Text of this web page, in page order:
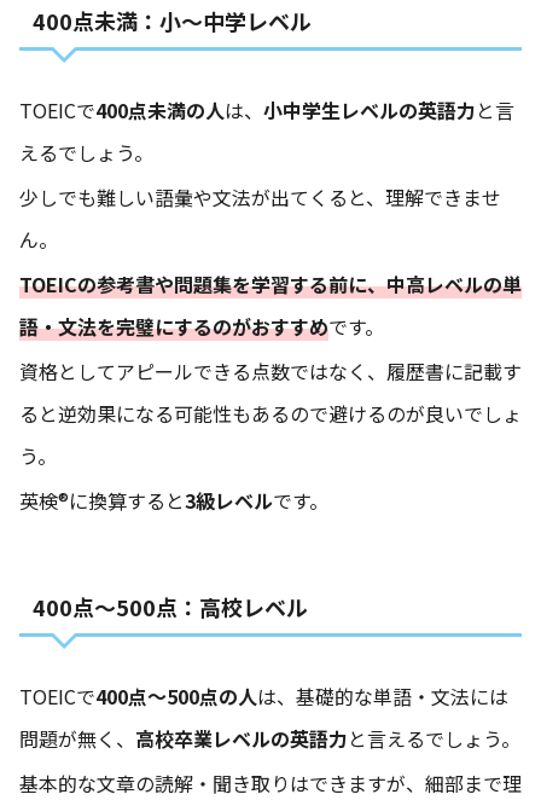
400点未満：小～中学レベル
TOEICで400点未満の人は、 小中学生レベルの英語力と言
えるでしょう。
少しでも難しい語彙や文法が出てくると、理解できませ
ん。
TOEICの参考書や問題集を学習する前に、中高レベルの単
語・文法を完璧にするのがおすすめです。
資格としてアピールできる点数ではなく、履歴書に記載す
ると逆効果になる可能性もあるので避けるのが良いでしょ
う。
英検®に換算すると3級レベルです。
400点～500点：高校レベル
TOEICで400点〜500点の人は、基礎的な単語・文法には
問題が無く、 高校卒業レベルの英語力と言えるでしょう。
基本的な文章の読解・聞き取りはできますが、細部まで理